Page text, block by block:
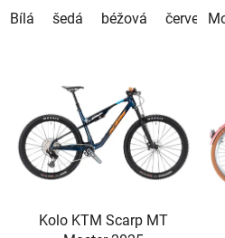
Bílá šedá béžová červená
Kolo KTM Scarp MT